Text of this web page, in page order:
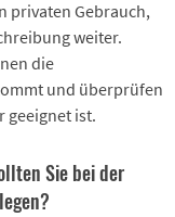
privaten Gebrauch,
weiter.
die
und überprüfen
geeignet ist.
Sie bei der